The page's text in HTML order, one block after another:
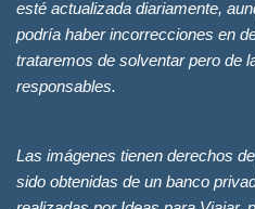
esté actualizada diariamente,
podría haber incorrecciones en
trataremos de solventar pero de
responsables.
Las imágenes tienen derechos
sido obtenidas de un banco